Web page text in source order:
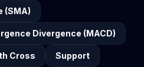
(SMA)
Divergence (MACD)
Cross Support